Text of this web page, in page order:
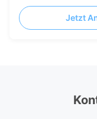
Display
Jetzt